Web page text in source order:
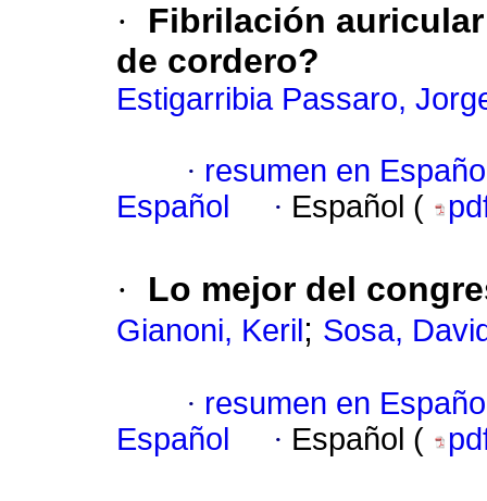
·
Fibrilación
de cordero?
Estigarribia Passaro,
· resumen en
Español
· Español (
· Lo mejor del
Gianoni, Keril ; Sosa,
· resumen en
Español
· Español (